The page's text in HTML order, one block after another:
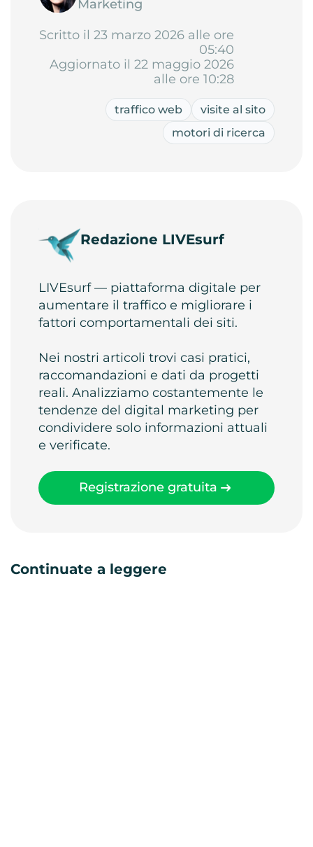
Marketing
Scritto il 23 marzo 2026 alle ore
05:40
Aggiornato il 22 maggio 2026
alle ore 10:28
traffico web
visite al sito
motori di ricerca
Redazione LIVEsurf
LIVEsurf — piattaforma digitale per
aumentare il traffico e migliorare i
fattori comportamentali dei siti.
Nei nostri articoli trovi casi pratici,
raccomandazioni e dati da progetti
reali. Analizziamo costantemente le
tendenze del digital marketing per
condividere solo informazioni attuali
e verificate.
Registrazione gratuita
Continuate a leggere